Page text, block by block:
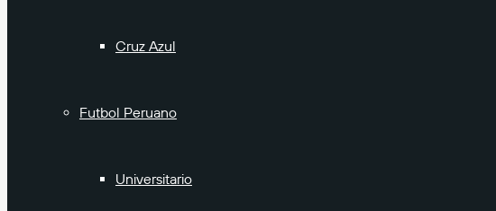
Cruz Azul
Futbol Peruano
Universitario